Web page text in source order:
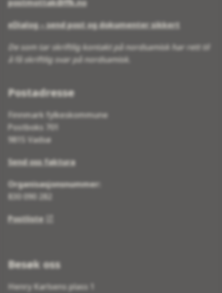
postmottak@ffk.no
eDialog – send post og dokumenter sikkert
De som tar skriftlig kontakt på nordsamisk har rett til
å få skriftlig svar på nordsamisk.
Postadresse
Finnmark fylkeskommune
Postboks 701
9815 Vadsø
Send oss faktura
Organisasjonsnummer:
830 090 282
Postliste
Besøk oss
Henry Karlsens plass 1